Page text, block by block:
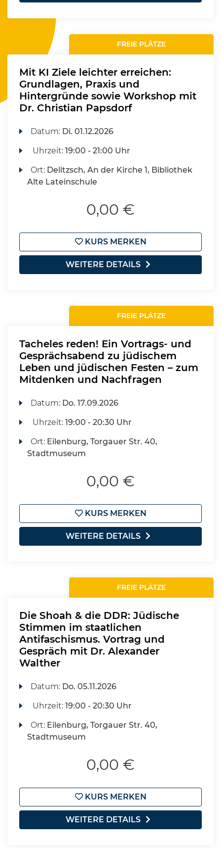
FREIE PLÄTZE
Mit KI Ziele leichter erreichen:
Grundlagen, Praxis und
Hintergründe sowie Workshop mit
Dr. Christian Papsdorf
Datum: Di. 01.12.2026
Uhrzeit:19:00 - 21:00 Uhr
Ort: Delitzsch, An der Kirche 1, Bibliothek
Alte Lateinschule
0,00 €
KURS MERKEN
WEITERE DETAILS
FREIE PLÄTZE
Tacheles reden! Ein Vortrags- und
Gesprächsabend zu jüdischem
Leben und jüdischen Festen – zum
Mitdenken und Nachfragen
Datum: Do. 17.09.2026
Uhrzeit:19:00 - 20:30 Uhr
Ort: Eilenburg, Torgauer Str. 40,
Stadtmuseum
0,00 €
KURS MERKEN
WEITERE DETAILS
FREIE PLÄTZE
Die Shoah & die DDR: Jüdische
Stimmen im staatlichen
Antifaschismus. Vortrag und
Gespräch mit Dr. Alexander
Walther
Datum: Do. 05.11.2026
Uhrzeit:19:00 - 20:30 Uhr
Ort: Eilenburg, Torgauer Str. 40,
Stadtmuseum
0,00 €
KURS MERKEN
WEITERE DETAILS